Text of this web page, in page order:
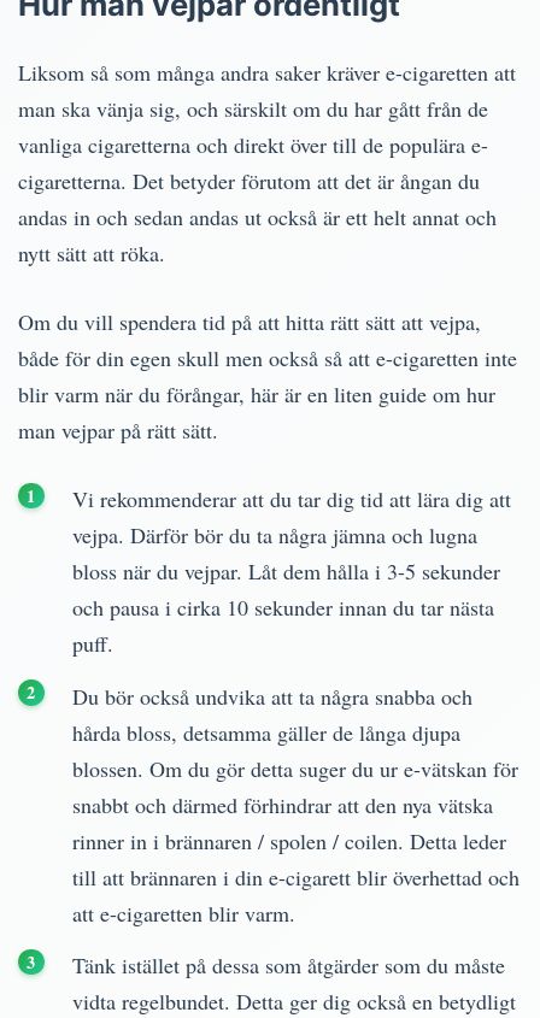
Liksom så som många andra saker kräver e-cigaretten att
man ska vänja sig, och särskilt om du har gått från de
vanliga cigaretterna och direkt över till de populära e-
cigaretterna. Det betyder förutom att det är ångan du
andas in och sedan andas ut också är ett helt annat och
nytt sätt att röka.
Om du vill spendera tid på att hitta rätt sätt att vejpa,
både för din egen skull men också så att e-cigaretten inte
blir varm när du förångar, här är en liten guide om hur
man vejpar på rätt sätt.
Vi rekommenderar att du tar dig tid att lära dig att
vejpa. Därför bör du ta några jämna och lugna
bloss när du vejpar. Låt dem hålla i 3-5 sekunder
och pausa i cirka 10 sekunder innan du tar nästa
puff.
Du bör också undvika att ta några snabba och
hårda bloss, detsamma gäller de långa djupa
blossen. Om du gör detta suger du ur e-vätskan för
snabbt och därmed förhindrar att den nya vätska
rinner in i brännaren / spolen / coilen. Detta leder
till att brännaren i din e-cigarett blir överhettad och
att e-cigaretten blir varm.
Tänk istället på dessa som åtgärder som du måste
vidta regelbundet. Detta ger dig också en betydligt